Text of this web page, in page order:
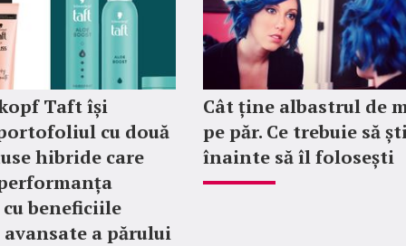
Taft își
cu două
hibride care
beneficiile
a părului
Cât ține albastrul de
pe păr. Ce trebuie să
înainte să îl folosești